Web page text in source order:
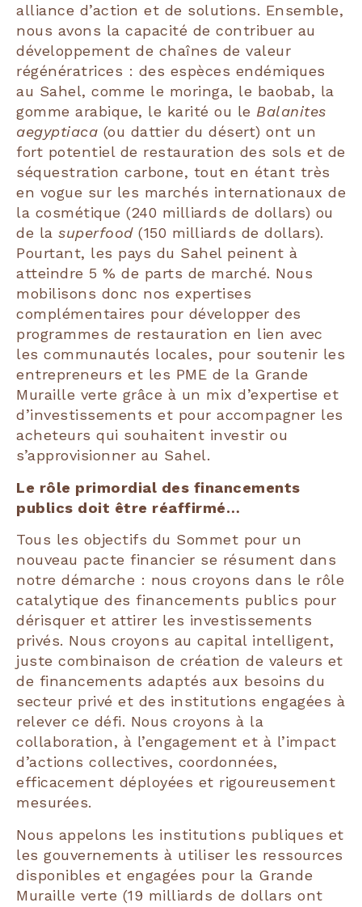
alliance d’action et de solutions. Ensemble,
nous avons la capacité de contribuer au
développement de chaînes de valeur
régénératrices : des espèces endémiques
au Sahel, comme le moringa, le baobab, la
gomme arabique, le karité ou le Balanites
aegyptiaca (ou dattier du désert) ont un
fort potentiel de restauration des sols et de
séquestration carbone, tout en étant très
en vogue sur les marchés internationaux de
la cosmétique (240 milliards de dollars) ou
de la superfood (150 milliards de dollars).
Pourtant, les pays du Sahel peinent à
atteindre 5 % de parts de marché. Nous
mobilisons donc nos expertises
complémentaires pour développer des
programmes de restauration en lien avec
les communautés locales, pour soutenir les
entrepreneurs et les PME de la Grande
Muraille verte grâce à un mix d’expertise et
d’investissements et pour accompagner les
acheteurs qui souhaitent investir ou
s’approvisionner au Sahel.
Le rôle primordial des financements
publics doit être réaffirmé…
Tous les objectifs du Sommet pour un
nouveau pacte financier se résument dans
notre démarche : nous croyons dans le rôle
catalytique des financements publics pour
dérisquer et attirer les investissements
privés. Nous croyons au capital intelligent,
juste combinaison de création de valeurs et
de financements adaptés aux besoins du
secteur privé et des institutions engagées à
relever ce défi. Nous croyons à la
collaboration, à l’engagement et à l’impact
d’actions collectives, coordonnées,
efficacement déployées et rigoureusement
mesurées.
Nous appelons les institutions publiques et
les gouvernements à utiliser les ressources
disponibles et engagées pour la Grande
Muraille verte (19 milliards de dollars ont